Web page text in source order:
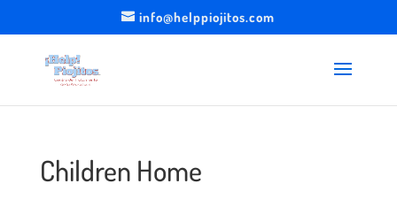
info@helppiojitos.com
Children Home